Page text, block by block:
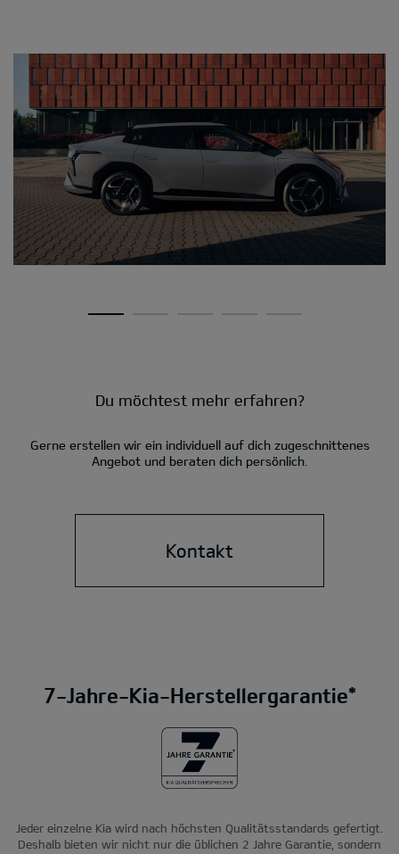
Du möchtest mehr erfahren?
Gerne erstellen wir ein individuell auf dich zugeschnittenes
Angebot und beraten dich persönlich.
Kontakt
7-Jahre-Kia-Herstellergarantie*
Jeder einzelne Kia wird nach höchsten Qualitätsstandards gefertigt.
Deshalb bieten wir nicht nur die üblichen 2 Jahre Garantie, sondern